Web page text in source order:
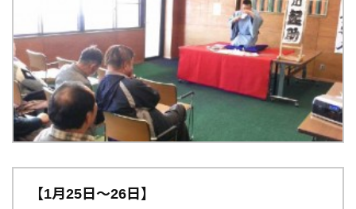
【1月25日～26日】